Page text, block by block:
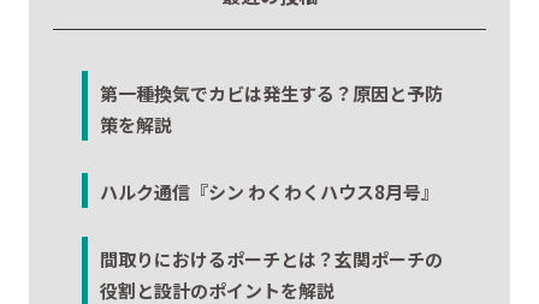
第一種換気でカビは発生する？原因と予防
策を解説
ハルク通信『シン わくわくハウス8月号』
間取りにおけるポーチとは？玄関ポーチの
役割と設計のポイントを解説